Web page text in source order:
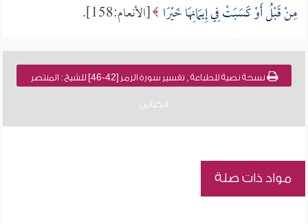
مِنْ قَبْلُ أَوْ كَسَبَتْ فِي إِيمَانِهَا خَيْرًا [الأنعام:158].
نسخة نصية للطباعة , تفسير سورة الزمر [42-46] للشيخ : المنتصر
الكتاني
مواد ذات صلة